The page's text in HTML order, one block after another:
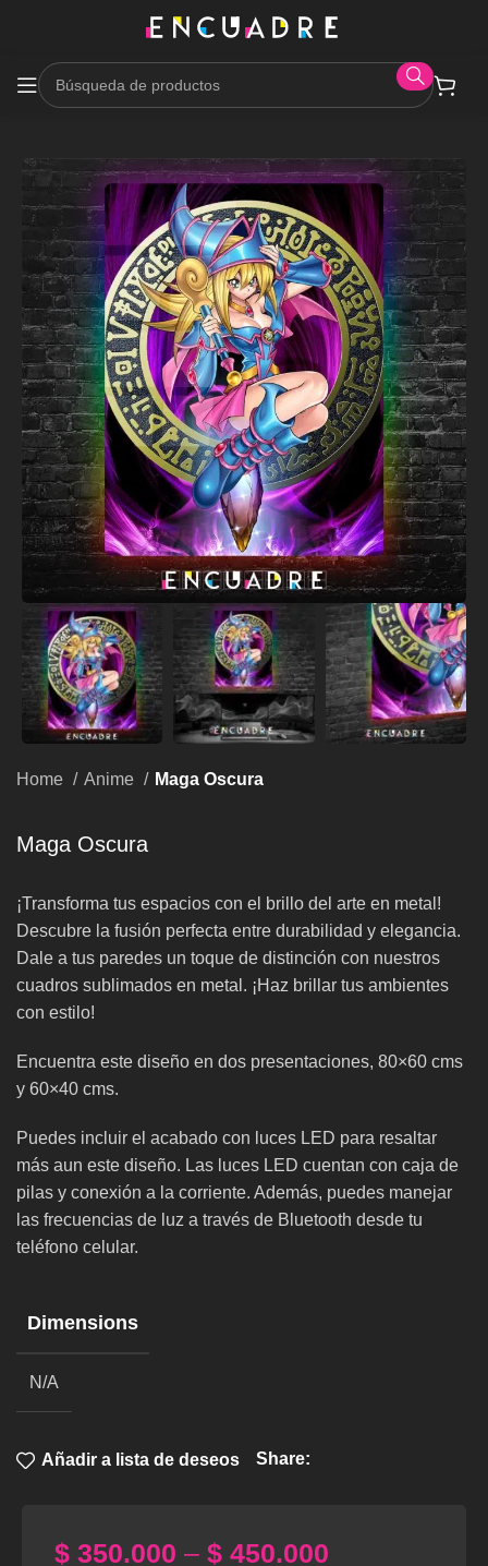
Home Anime Maga Oscura
Maga Oscura
¡Transforma tus espacios con el brillo del arte en metal!
Descubre la fusión perfecta entre durabilidad y elegancia.
Dale a tus paredes un toque de distinción con nuestros
cuadros sublimados en metal. ¡Haz brillar tus ambientes
con estilo!
Encuentra este diseño en dos presentaciones, 80×60 cms
y 60×40 cms.
Puedes incluir el acabado con luces LED para resaltar
más aun este diseño. Las luces LED cuentan con caja de
pilas y conexión a la corriente. Además, puedes manejar
las frecuencias de luz a través de Bluetooth desde tu
teléfono celular.
Dimensions
N/A
Añadir a lista de deseos Share:
$ 350.000 –$ 450.000